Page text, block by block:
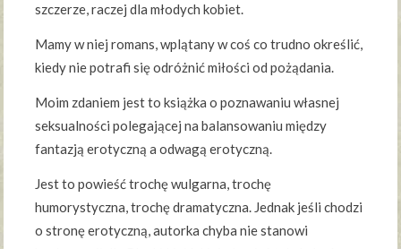
szczerze, raczej dla młodych kobiet.
Mamy w niej romans, wplątany w coś co trudno określić,
kiedy nie potrafi się odróżnić miłości od pożądania.
Moim zdaniem jest to książka o poznawaniu własnej
seksualności polegającej na balansowaniu między
fantazją erotyczną a odwagą erotyczną.
Jest to powieść trochę wulgarna, trochę
humorystyczna, trochę dramatyczna. Jednak jeśli chodzi
o stronę erotyczną, autorka chyba nie stanowi